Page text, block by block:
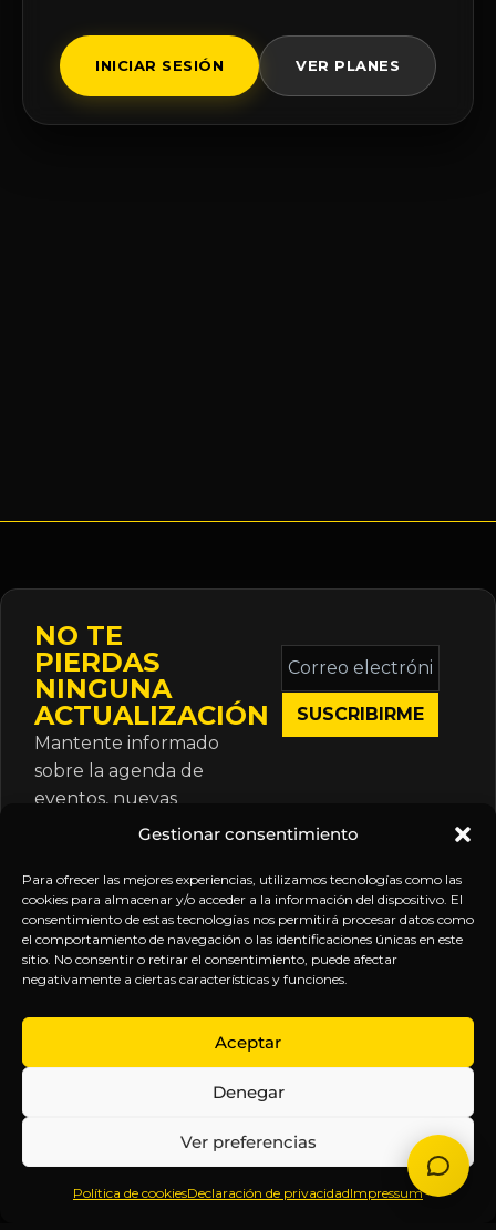
Gestionar consentimiento
Para ofrecer las mejores experiencias, utilizamos tecnologías como las
cookies para almacenar y/o acceder a la información del dispositivo. El
consentimiento de estas tecnologías nos permitirá procesar datos como
el comportamiento de navegación o las identificaciones únicas en este
sitio. No consentir o retirar el consentimiento, puede afectar
negativamente a ciertas características y funciones.
Aceptar
Denegar
Ver preferencias
Política de cookiesDeclaración de privacidadImpressum
INICIAR SESIÓN VER PLANES
NO TE
PIERDAS
NINGUNA
ACTUALIZACIÓN
Mantente informado
sobre la agenda de
eventos, nuevas
publicaciones y
suscripción.
Correo
electrónico
*
Inteligencia
Anticipándonos
EXPLORA
Inicio
Sobre
Contenido
Webinars
LEGAL
Política
de
Términos y
Aviso
SÍGUENOS